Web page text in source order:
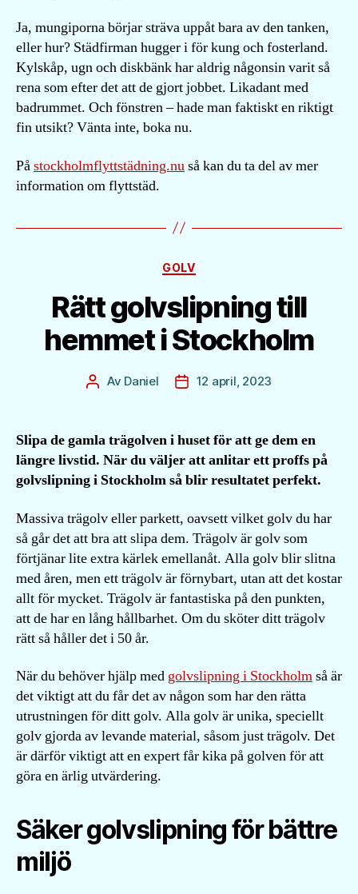
Ja, mungiporna börjar sträva uppåt bara av den tanken,
eller hur? Städfirman hugger i för kung och fosterland.
Kylskåp, ugn och diskbänk har aldrig någonsin varit så
rena som efter det att de gjort jobbet. Likadant med
badrummet. Och fönstren – hade man faktiskt en riktigt
fin utsikt? Vänta inte, boka nu.
Påstockholmflyttstädning.nuså kan du ta del av mer
information om flyttstäd.
Kategorier
GOLV
Rätt golvslipning till
hemmet i Stockholm
Inläggsförfattare
Av Daniel Inläggsdatum
12 april, 2023
Slipa de gamla trägolven i huset för att ge dem en
längre livstid. När du väljer att anlitar ett proffs på
golvslipning i Stockholm så blir resultatet perfekt.
Massiva trägolv eller parkett, oavsett vilket golv du har
så går det att bra att slipa dem. Trägolv är golv som
förtjänar lite extra kärlek emellanåt. Alla golv blir slitna
med åren, men ett trägolv är förnybart, utan att det kostar
allt för mycket. Trägolv är fantastiska på den punkten,
att de har en lång hållbarhet. Om du sköter ditt trägolv
rätt så håller det i 50 år.
När du behöver hjälp med golvslipning i Stockholmså är
det viktigt att du får det av någon som har den rätta
utrustningen för ditt golv. Alla golv är unika, speciellt
golv gjorda av levande material, såsom just trägolv. Det
är därför viktigt att en expert får kika på golven för att
göra en ärlig utvärdering.
Säker golvslipning för bättre
miljö